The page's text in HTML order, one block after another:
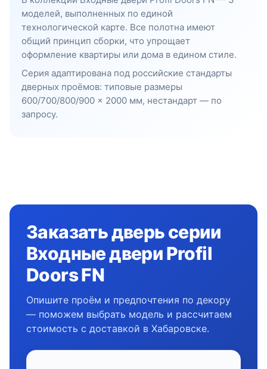
моделей, выполненных по единой
технологической карте. Все полотна имеют
общий принцип сборки, что упрощает
оформление квартиры или дома в едином стиле.
Серия адаптирована под российские стандарты
дверных проёмов: типовые размеры
600/700/800/900 × 2000 мм, нестандарт — по
запросу.
Заказать дверь серии
Входные двери Profil
Doors FN
Опишите проём и предпочтения по декору
— поможем выбрать модель и рассчитаем
стоимость с доставкой в Хабаровске.